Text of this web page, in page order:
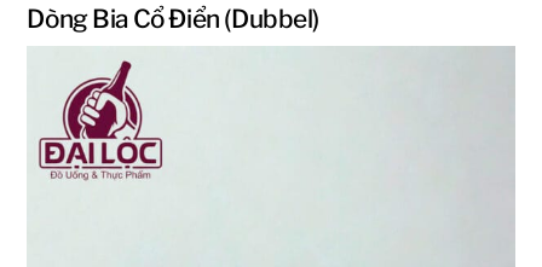
Dòng Bia Cổ Điển (Dubbel)